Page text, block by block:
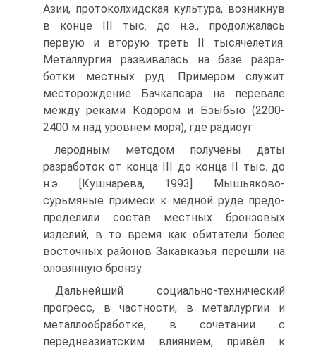
Азии, протоколхидская культура, возникнув
в конце III тыс. до н.э., продолжалась
первую и вторую треть II тысячелетия.
Металлургия развивалась на базе разра­
ботки местных руд. Примером служит
месторождение Бачкапсара на перевале
между реками Кодором и Бзыбью (2200-
2400 м над уровнем моря), где радиоуг­
леродным методом получены даты
разработок от конца III до конца II тыс. до
н.э. [Кушнарева, 1993]. Мышьяково-
сурьмяные примеси к медной руде предо­
пределили состав местных бронзовых
изделий, в то время как обитатели более
восточных районов Закавказья перешли на
оловянную бронзу.
Дальнейший социально-технический
прогресс, в частности, в металлургии и
металлообработке, в сочетании с
переднеазиатским влиянием, привёл к